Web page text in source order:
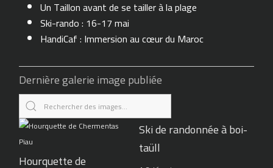
Un Taillon avant de se tailler à la plage
Ski-rando : 16-17 mai
HandiCaf : Immersion au cœur du Maroc
Dernière galerie image publiée
Hourquette de
Ski de randonnée à boi-
taüll